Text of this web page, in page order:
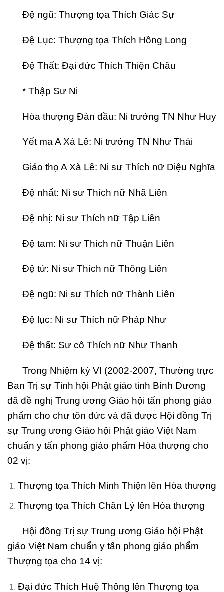
Đệ ngũ: Thượng tọa Thích Giác Sự
Đệ Lục: Thượng tọa Thích Hồng Long
Đệ Thất: Đại đức Thích Thiện Châu
* Thập Sư Ni
Hòa thượng Đàn đầu: Ni trưởng TN Như Huy
Yết ma A Xà Lê: Ni trưởng TN Như Thái
Giáo thọ A Xà Lê: Ni sư Thích nữ Diệu Nghĩa
Đệ nhất: Ni sư Thích nữ Nhã Liên
Đệ nhị: Ni sư Thích nữ Tập Liên
Đệ tam: Ni sư Thích nữ Thuận Liên
Đệ tứ: Ni sư Thích nữ Thông Liên
Đệ ngũ: Ni sư Thích nữ Thành Liên
Đệ lục: Ni sư Thích nữ Pháp Như
Đệ thất: Sư cô Thích nữ Như Thanh
Trong Nhiệm kỳ VI (2002-2007, Thường trực
Ban Trị sự Tỉnh hội Phật giáo tỉnh Bình Dương
đã đề nghị Trung ương Giáo hội tấn phong giáo
phẩm cho chư tôn đức và đã được Hội đồng Trị
sự Trung ương Giáo hội Phật giáo Việt Nam
chuẩn y tấn phong giáo phẩm Hòa thượng cho
02 vị:
Thượng tọa Thích Minh Thiện lên Hòa thượng
Thượng tọa Thích Chân Lý lên Hòa thượng
Hội đồng Trị sự Trung ương Giáo hội Phật
giáo Việt Nam chuẩn y tấn phong giáo phẩm
Thượng tọa cho 14 vị:
Đại đức Thích Huệ Thông lên Thượng tọa